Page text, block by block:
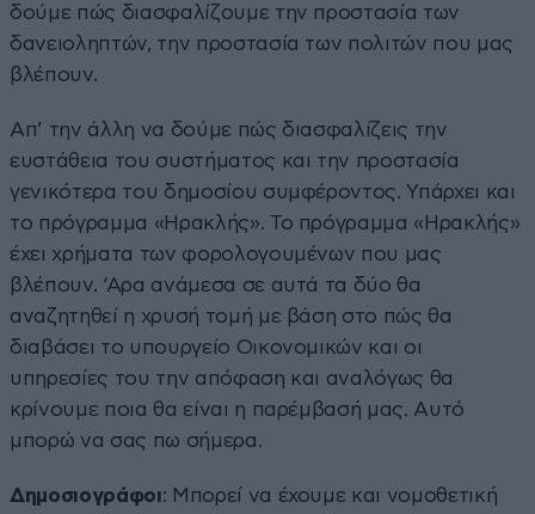
δούμε πώς διασφαλίζουμε την προστασία των
δανειοληπτών, την προστασία των πολιτών που μας
βλέπουν.
Απ’ την άλλη να δούμε πώς διασφαλίζεις την
ευστάθεια του συστήματος και την προστασία
γενικότερα του δημοσίου συμφέροντος. Υπάρχει και
το πρόγραμμα «Ηρακλής». Το πρόγραμμα «Ηρακλής»
έχει χρήματα των φορολογουμένων που μας
βλέπουν. ‘Αρα ανάμεσα σε αυτά τα δύο θα
αναζητηθεί η χρυσή τομή με βάση στο πώς θα
διαβάσει το υπουργείο Οικονομικών και οι
υπηρεσίες του την απόφαση και αναλόγως θα
κρίνουμε ποια θα είναι η παρέμβασή μας. Αυτό
μπορώ να σας πω σήμερα.
Δημοσιογράφοι: Μπορεί να έχουμε και νομοθετική